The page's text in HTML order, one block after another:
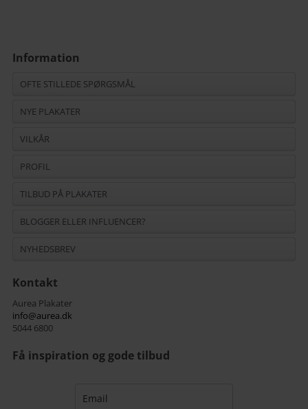
Information
OFTE STILLEDE SPØRGSMÅL
NYE PLAKATER
VILKÅR
PROFIL
TILBUD PÅ PLAKATER
BLOGGER ELLER INFLUENCER?
NYHEDSBREV
Kontakt
Aurea Plakater
info@aurea.dk
5044 6800
Få inspiration og gode tilbud